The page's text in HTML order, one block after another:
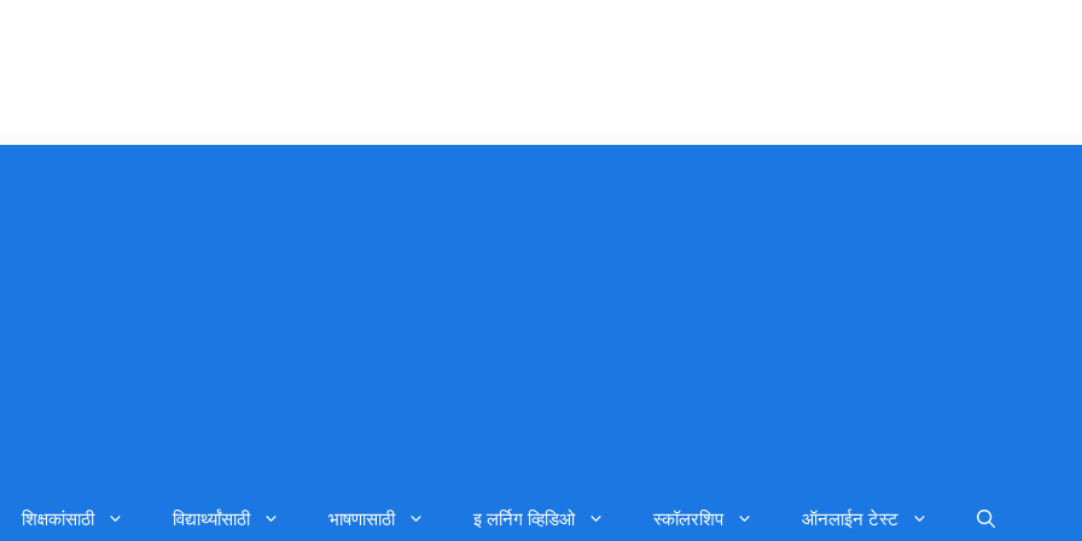
शिक्षकांसाठी विद्यार्थ्यांसाठी भाषणासाठी इ लर्निग व्हिडिओ स्कॉलरशिप ऑनलाईन टेस्ट